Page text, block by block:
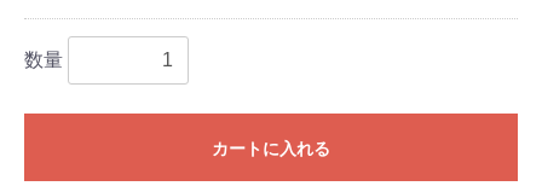
数量
カートに入れる